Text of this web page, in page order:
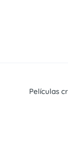
Películas